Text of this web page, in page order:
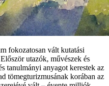
fokozatosan vált kutatási
utazók, művészek és
tanulmányi anyagot kerestek az
tömegturizmusának korában az